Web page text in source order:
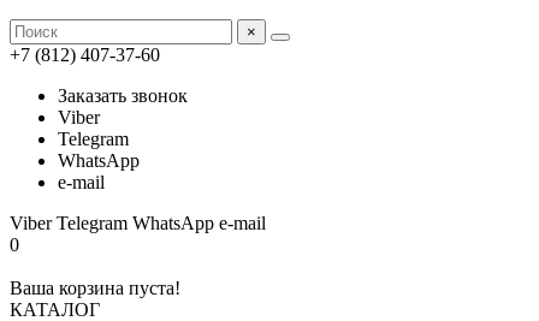
×
+7 (812) 407-37-60
Заказать звонок
Viber
Telegram
WhatsApp
e-mail
ViberTelegram WhatsApp e-mail
0
Ваша корзина пуста!
КАТАЛОГ